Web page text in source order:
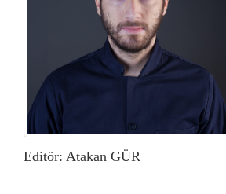
Editör: Atakan GÜR